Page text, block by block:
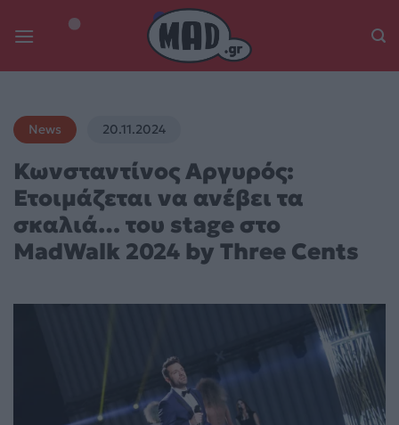
News 20.11.2024
Κωνσταντίνος Αργυρός:
Ετοιμάζεται να ανέβει τα
σκαλιά… του stage στο
MadWalk 2024 by Three Cents